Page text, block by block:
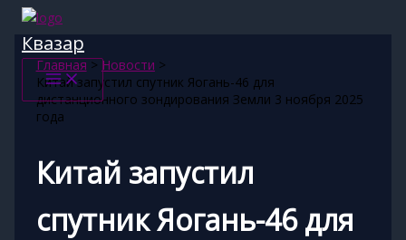
Перейти
содержимому
Квазар
Главная
Новости
Китай запустил спутник Яогань-46 для
дистанционного зондирования Земли 3 ноября 2025
года
Китай запустил
спутник Яогань-46 для